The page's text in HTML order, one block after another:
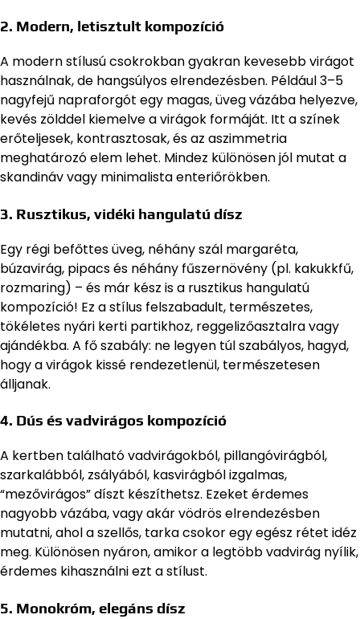
2. Modern, letisztult kompozíció
A modern stílusú csokrokban gyakran kevesebb virágot
használnak, de hangsúlyos elrendezésben. Például 3–5
nagyfejű napraforgót egy magas, üveg vázába helyezve,
kevés zölddel kiemelve a virágok formáját. Itt a színek
erőteljesek, kontrasztosak, és az aszimmetria
meghatározó elem lehet. Mindez különösen jól mutat a
skandináv vagy minimalista enteriőrökben.
3. Rusztikus, vidéki hangulatú dísz
Egy régi befőttes üveg, néhány szál margaréta,
búzavirág, pipacs és néhány fűszernövény (pl. kakukkfű,
rozmaring) – és már kész is a rusztikus hangulatú
kompozíció! Ez a stílus felszabadult, természetes,
tökéletes nyári kerti partikhoz, reggelizőasztalra vagy
ajándékba. A fő szabály: ne legyen túl szabályos, hagyd,
hogy a virágok kissé rendezetlenül, természetesen
álljanak.
4. Dús és vadvirágos kompozíció
A kertben található vadvirágokból, pillangóvirágból,
szarkalábból, zsályából, kasvirágból izgalmas,
“mezővirágos” díszt készíthetsz. Ezeket érdemes
nagyobb vázába, vagy akár vödrös elrendezésben
mutatni, ahol a szellős, tarka csokor egy egész rétet idéz
meg. Különösen nyáron, amikor a legtöbb vadvirág nyílik,
érdemes kihasználni ezt a stílust.
5. Monokróm, elegáns dísz